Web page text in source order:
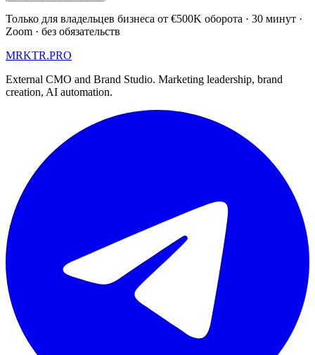
Только для владельцев бизнеса от €500K оборота · 30 минут ·
Zoom · без обязательств
MRKTR.PRO
External CMO and Brand Studio. Marketing leadership, brand
creation, AI automation.